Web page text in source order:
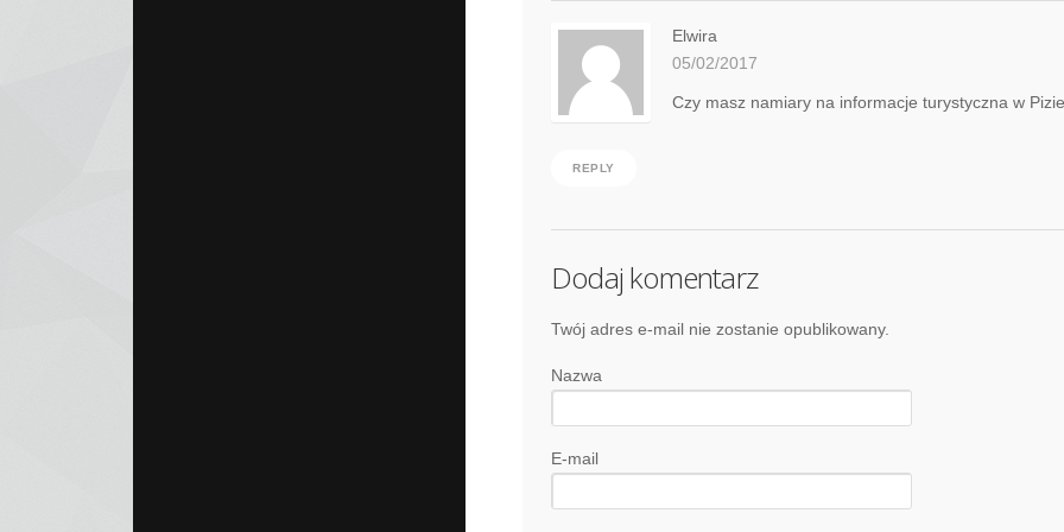
Elwira
05/02/2017
Czy masz namiary na informacje turystyczna w
REPLY
Dodaj komentarz
Twój adres e-mail nie zostanie opublikowany.
Nazwa
E-mail